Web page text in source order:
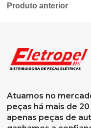
Produto anterior
Atuamos no
peças há mais de
apenas peças de